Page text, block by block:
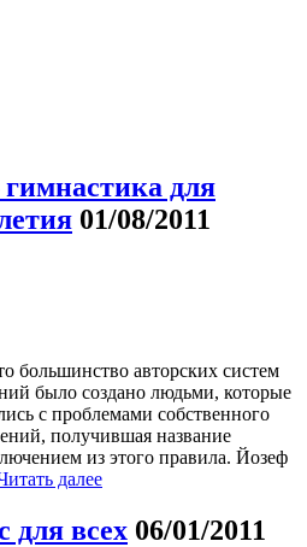
для
01/08/2011
большинство авторских систем
было создано людьми, которые
с проблемами собственного
получившая название
из этого правила. Йозеф
далее
для всех 06/01/2011